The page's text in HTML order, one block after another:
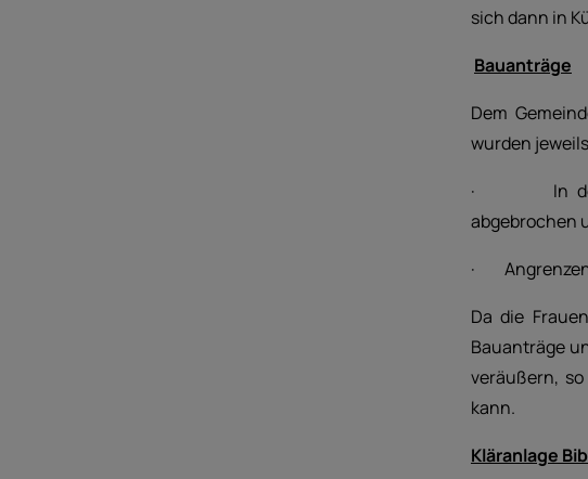
sich dann in
Bauanträge
Dem
wurden
· In der
abgebrochen
·
Da die
Bauanträge
veräußern,
kann.
Kläranlage